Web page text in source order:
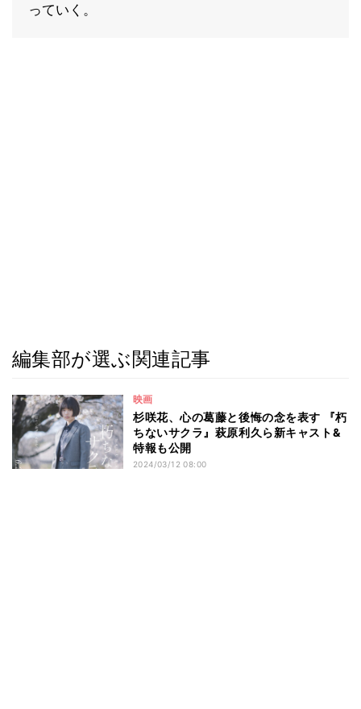
っていく。
編集部が選ぶ関連記事
映画
杉咲花、心の葛藤と後悔の念を表す 『朽
ちないサクラ』萩原利久ら新キャスト&
特報も公開
2024/03/12 08:00